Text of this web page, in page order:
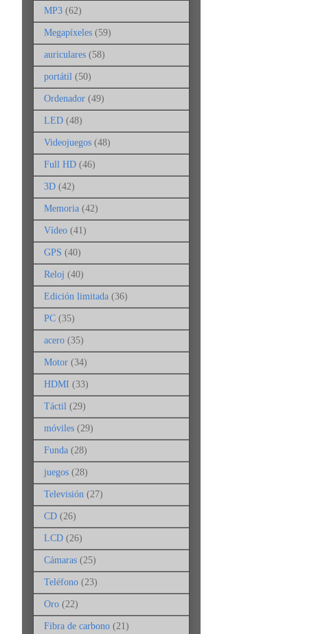
MP3 (62)
Megapíxeles (59)
auriculares (58)
portátil (50)
Ordenador (49)
LED (48)
Videojuegos (48)
Full HD (46)
3D (42)
Memoria (42)
Vídeo (41)
GPS (40)
Reloj (40)
Edición limitada (36)
PC (35)
acero (35)
Motor (34)
HDMI (33)
Táctil (29)
móviles (29)
Funda (28)
juegos (28)
Televisión (27)
CD (26)
LCD (26)
Cámaras (25)
Teléfono (23)
Oro (22)
Fibra de carbono (21)